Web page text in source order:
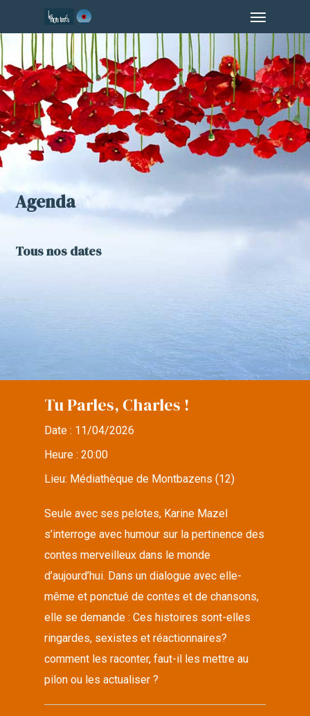
to
main
content
Agenda
Tous nos dates
Tu Parles, Charles !
Date : 11/04/2026
Heure :20:00
Lieu: Médiathèque de Montbazens (12)
Seule avec ses pelotes, Karine Mazel
s’interroge avec humour sur la pertinence des
contes merveilleux dans le monde
d’aujourd’hui. Dans un dialogue avec elle-
même et ponctué de contes et de chansons,
elle se demande : Ces histoires sont-elles
ringardes, sexistes et réactionnaires?
comment les raconter, faut-il les mettre au
pilon ou les actualiser ?